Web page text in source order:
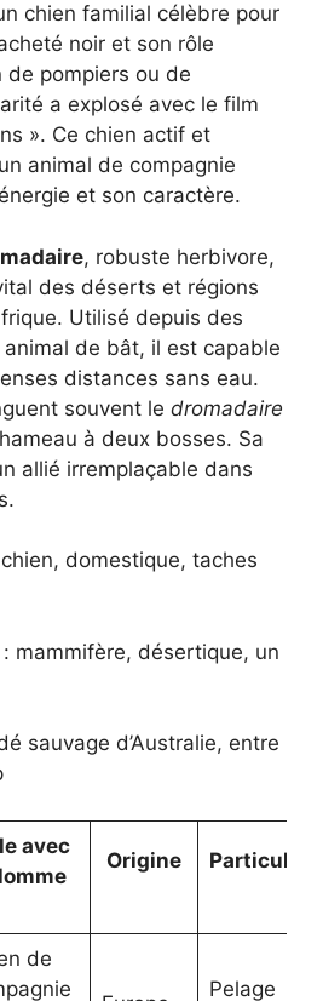
chien familial célèbre pour
noir et son rôle
de pompiers ou de
a explosé avec le film
». Ce chien actif et
animal de compagnie
et son caractère.
, robuste herbivore,
des déserts et régions
Utilisé depuis des
de bât, il est capable
distances sans eau.
souvent le dromadaire
à deux bosses. Sa
allié irremplaçable dans
domestique, taches
: mammifère, désertique, un
sauvage d’Australie, entre
avec
Origine
de
Pelage